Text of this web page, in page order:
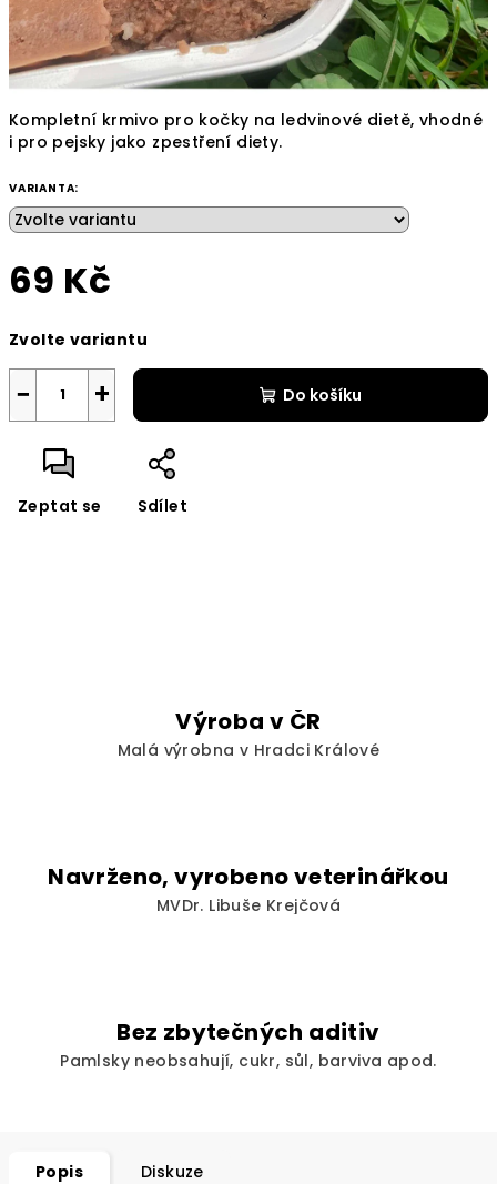
Kompletní krmivo pro kočky na ledvinové dietě, vhodné
i pro pejsky jako zpestření diety.
VARIANTA:
69 Kč
cena:
Zvolte variantu
+
− Do košíku
Zeptat se Sdílet
Výroba v ČR
Malá výrobna v Hradci Králové
Navrženo, vyrobeno veterinářkou
MVDr. Libuše Krejčová
Bez zbytečných aditiv
Pamlsky neobsahují, cukr, sůl, barviva apod.
Popis Diskuze